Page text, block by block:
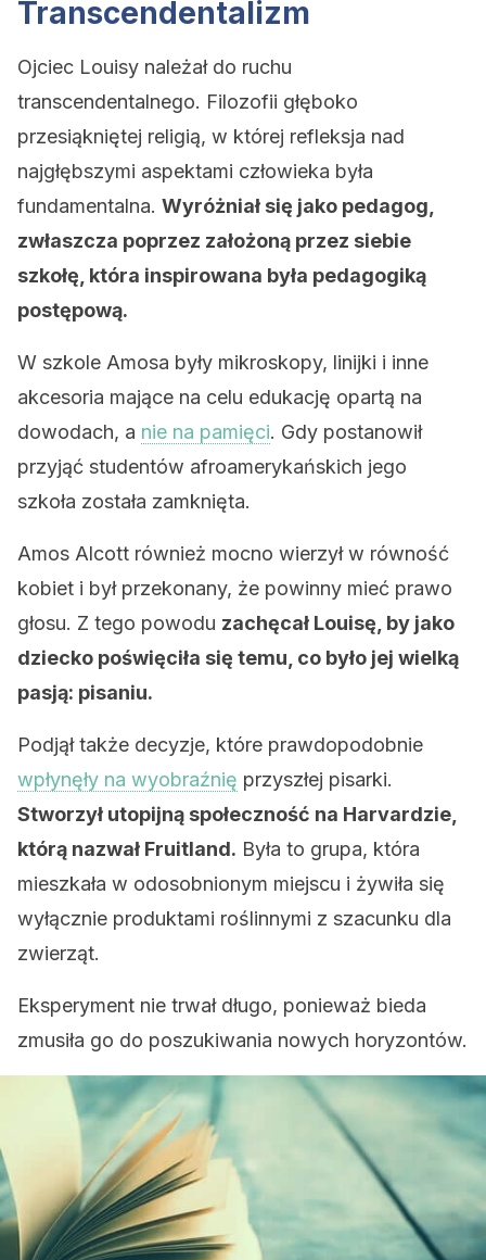
Transcendentalizm
Ojciec Louisy należał do ruchu
transcendentalnego. Filozofii głęboko
przesiąkniętej religią, w której refleksja nad
najgłębszymi aspektami człowieka była
fundamentalna. Wyróżniał się jako pedagog,
zwłaszcza poprzez założoną przez siebie
szkołę, która inspirowana była pedagogiką
postępową.
W szkole Amosa były mikroskopy, linijki i inne
akcesoria mające na celu edukację opartą na
dowodach, a nie na pamięci. Gdy postanowił
przyjąć studentów afroamerykańskich jego
szkoła została zamknięta.
Amos Alcott również mocno wierzył w równość
kobiet i był przekonany, że ​​powinny mieć prawo
głosu. Z tego powodu zachęcał Louisę, by jako
dziecko poświęciła się temu, co było jej wielką
pasją: pisaniu.
Podjął także decyzje, które prawdopodobnie
wpłynęły na wyobraźnię przyszłej pisarki.
Stworzył utopijną społeczność na Harvardzie,
którą nazwał Fruitland. Była to grupa, która
mieszkała w odosobnionym miejscu i żywiła się
wyłącznie produktami roślinnymi z szacunku dla
zwierząt.
Eksperyment nie trwał długo, ponieważ bieda
zmusiła go do poszukiwania nowych horyzontów.